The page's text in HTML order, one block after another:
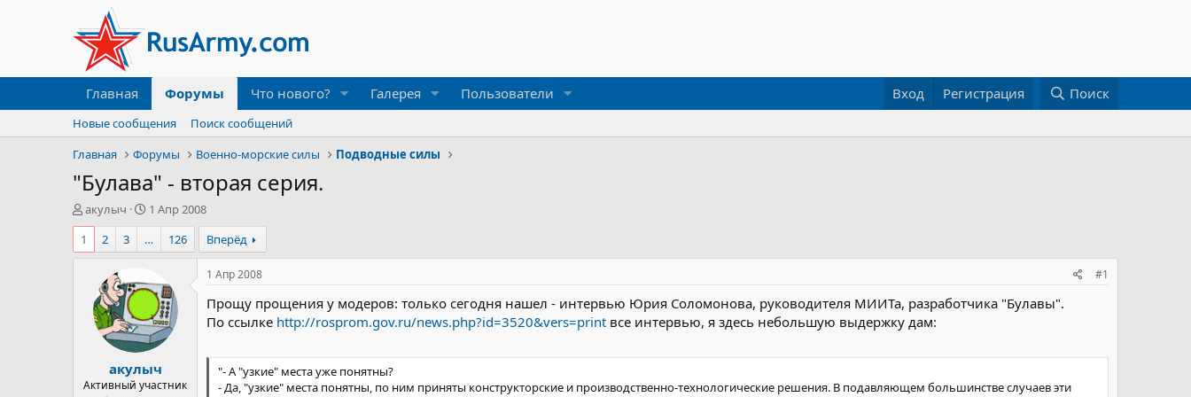
Главная Форумы Что нового? Галерея Пользователи Вход Регистрация Поиск
Новые сообщения
Поиск сообщений
Главная
Форумы Военно-морские силы Подводные силы
"Булава" - вторая серия.
А
в
т
о
акулыч
Д
а
т
а
а
ч
а
л
а
1 Апр 2008
1
2 3 … 126 Вперёд
акулыч
Активный участник
1 Апр 2008 #1
Прощу прощения у модеров: только сегодня нашел - интервью Юрия Соломонова, руководителя МИИТа, разработчика "Булавы".
По ссылке http://rosprom.gov.ru/news.php?id=3520&vers=print все интервью, я здесь небольшую выдержку дам:
"- А "узкие" места уже понятны?
- Да, "узкие" места понятны, по ним приняты конструкторские и производственно-технологические решения. В подавляющем большинстве случаев эти